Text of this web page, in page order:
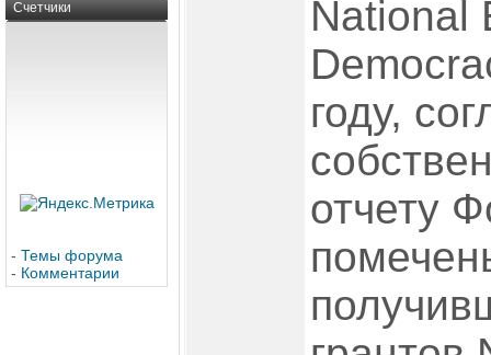
Счетчики
- Темы форума
- Комментарии
National
году,
отчету